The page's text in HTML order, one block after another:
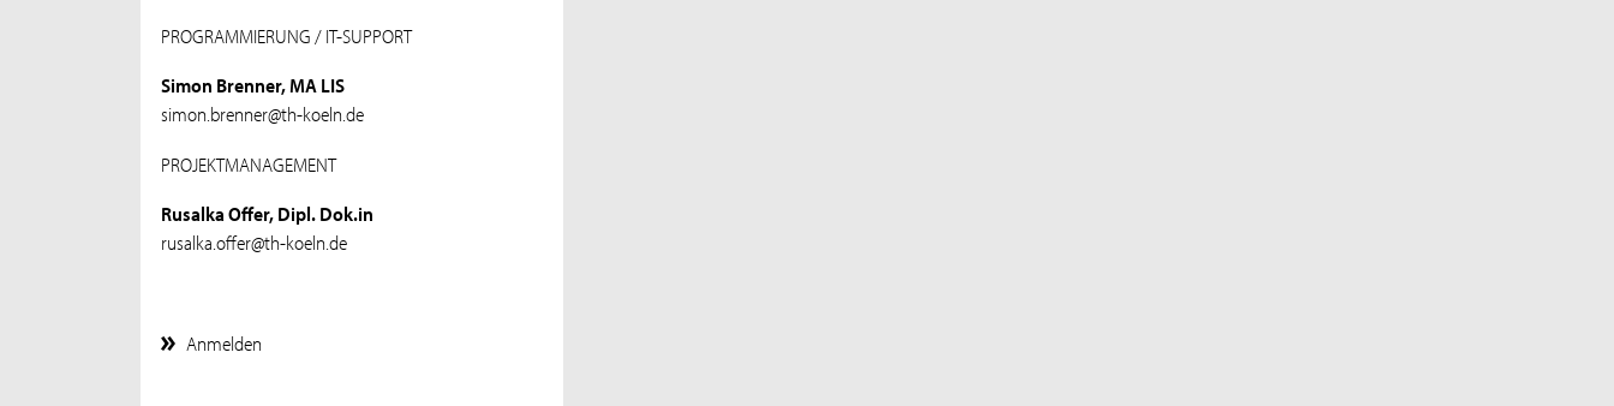
PROGRAMMIERUNG / IT-SUPPORT
Simon Brenner, MA LIS
simon.brenner@th-koeln.de
PROJEKTMANAGEMENT
Rusalka Offer, Dipl. Dok.in
rusalka.offer@th-koeln.de
Anmelden